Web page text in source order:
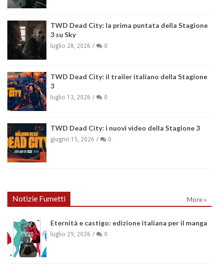
TWD Dead City: la prima puntata della Stagione
3 su Sky
luglio 28, 2026 0
TWD Dead City: il trailer italiano della Stagione
3
luglio 13, 2026 0
TWD Dead City: i nuovi video della Stagione 3
giugno 15, 2026 0
Notizie Fumetti More »
Eternità e castigo: edizione italiana per il manga
luglio 29, 2026 0